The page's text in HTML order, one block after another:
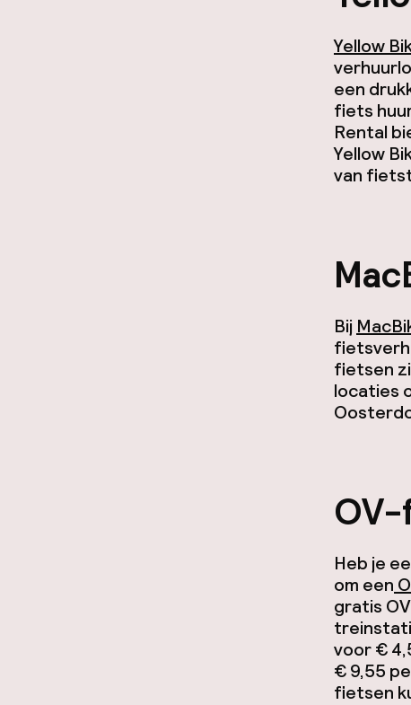
Yellow
een
fiets
Rental
Yellow
van
Bij
fietsen
locaties
Heb je
om een
gratis
voor €
€ 9,55
fietsen